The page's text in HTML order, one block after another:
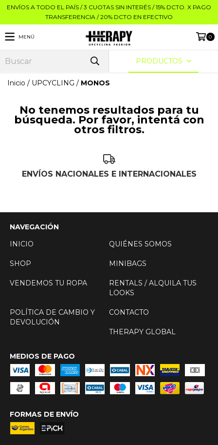
ENVÍOS A TODO EL PAÍS / 3 CUOTAS SIN INTERÉS / 15% DCTO. X PAGO
TRANSFERENCIA / 20% DCTO EN EFECTIVO
MENÚ 0
PRODUCTOS
Inicio / UPCYCLING / MONOS
No tenemos resultados para tu
búsqueda. Por favor, intentá con
otros filtros.
ENVÍOS NACIONALES E INTERNACIONALES
NAVEGACIÓN
INICIO
QUIÉNES SOMOS
SHOP MINIBAGS
VENDEMOS TU ROPA
RENTALS / ALQUILA TUS
LOOKS
POLÍTICA DE CAMBIO Y
DEVOLUCIÓN
CONTACTO
THERAPY GLOBAL
MEDIOS DE PAGO
FORMAS DE ENVÍO